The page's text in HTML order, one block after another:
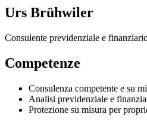
Urs Brühwiler
Consulente previdenziale e
Competenze
Consulenza competente e su
Analisi previdenziale e
Protezione su misura per